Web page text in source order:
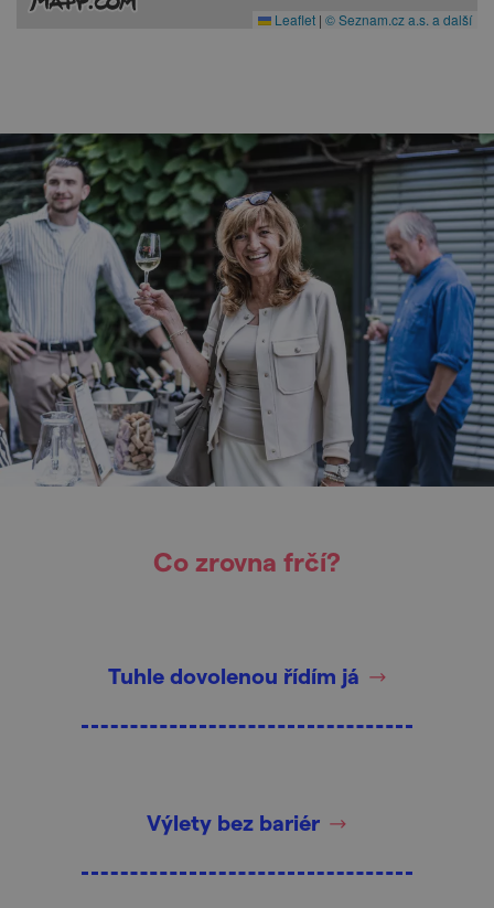
Leaflet | © Seznam.cz a.s. a další
Co zrovna frčí?
Tuhle dovolenou řídím já
Výlety bez bariér